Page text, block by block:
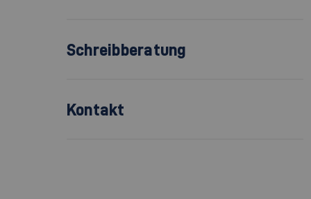
Schreibberatung
Kontakt